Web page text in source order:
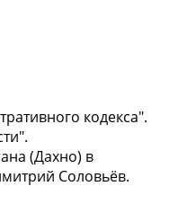
кодекса".
(Дахно) в
Соловьёв.